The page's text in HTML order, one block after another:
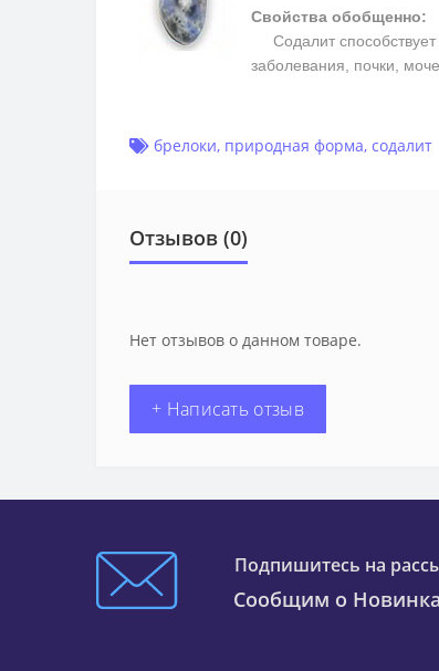
Свойства обобщенно:
Содалит способствует
заболевания, почки,
брелоки, природная форма, содалит
Отзывов (0)
Нет отзывов о данном товаре.
+ Написать отзыв
Подпишитесь на
Сообщим о